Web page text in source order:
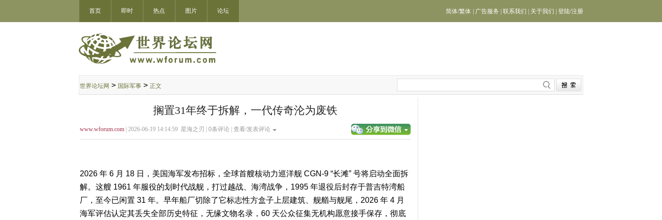
首页 即时 热点 图片 论坛 简体/繁体 广告服务 联系我们 关于我们 登陆/注册
世界论坛网 > 国际军事 > 正文
搁置31年终于拆解，一代传奇沦为废铁
www.wforum.com | 2026-06-19 14:14:59 星海之刃 | 0条评论 | 查看/发表评论
2026 年 6 月 18 日，美国海军发布招标，全球首艘核动力巡洋舰 CGN-9 “长滩” 号将启动全面拆
解。这艘 1961 年服役的划时代战舰，打过越战、海湾战争，1995 年退役后封存于普吉特湾船
厂，至今已闲置 31 年。早年船厂切除了它标志性方盒子上层建筑、舰艏与舰尾，2026 年 4 月
海军评估认定其丢失全部历史特征，无缘文物名录，60 天公众征集无机构愿意接手保存，彻底